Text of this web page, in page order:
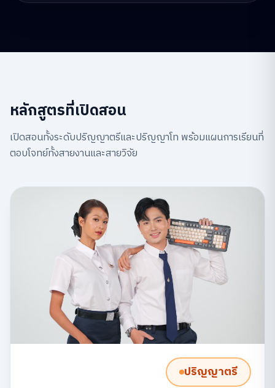
หลักสูตรที่เปิดสอน
เปิดสอนทั้งระดับปริญญาตรีและปริญญาโท พร้อมแผนการเรียนที่
ตอบโจทย์ทั้งสายงานและสายวิจัย
ปริญญาตรี